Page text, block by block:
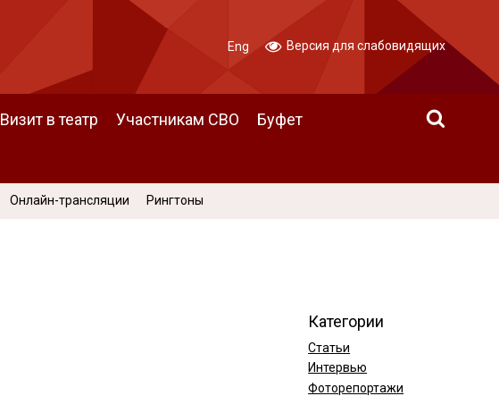
Визит в театр Участникам СВО
Буфет
Eng Версия для слабовидящих
Онлайн-трансляции Рингтоны
Категории
Статьи
Интервью
Фоторепортажи